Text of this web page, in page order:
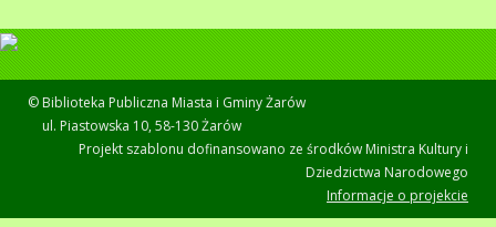
© Biblioteka Publiczna Miasta i Gminy Żarów
ul. Piastowska 10, 58-130 Żarów
Projekt szablonu dofinansowano ze środków Ministra Kultury i
Dziedzictwa Narodowego
Informacje o projekcie